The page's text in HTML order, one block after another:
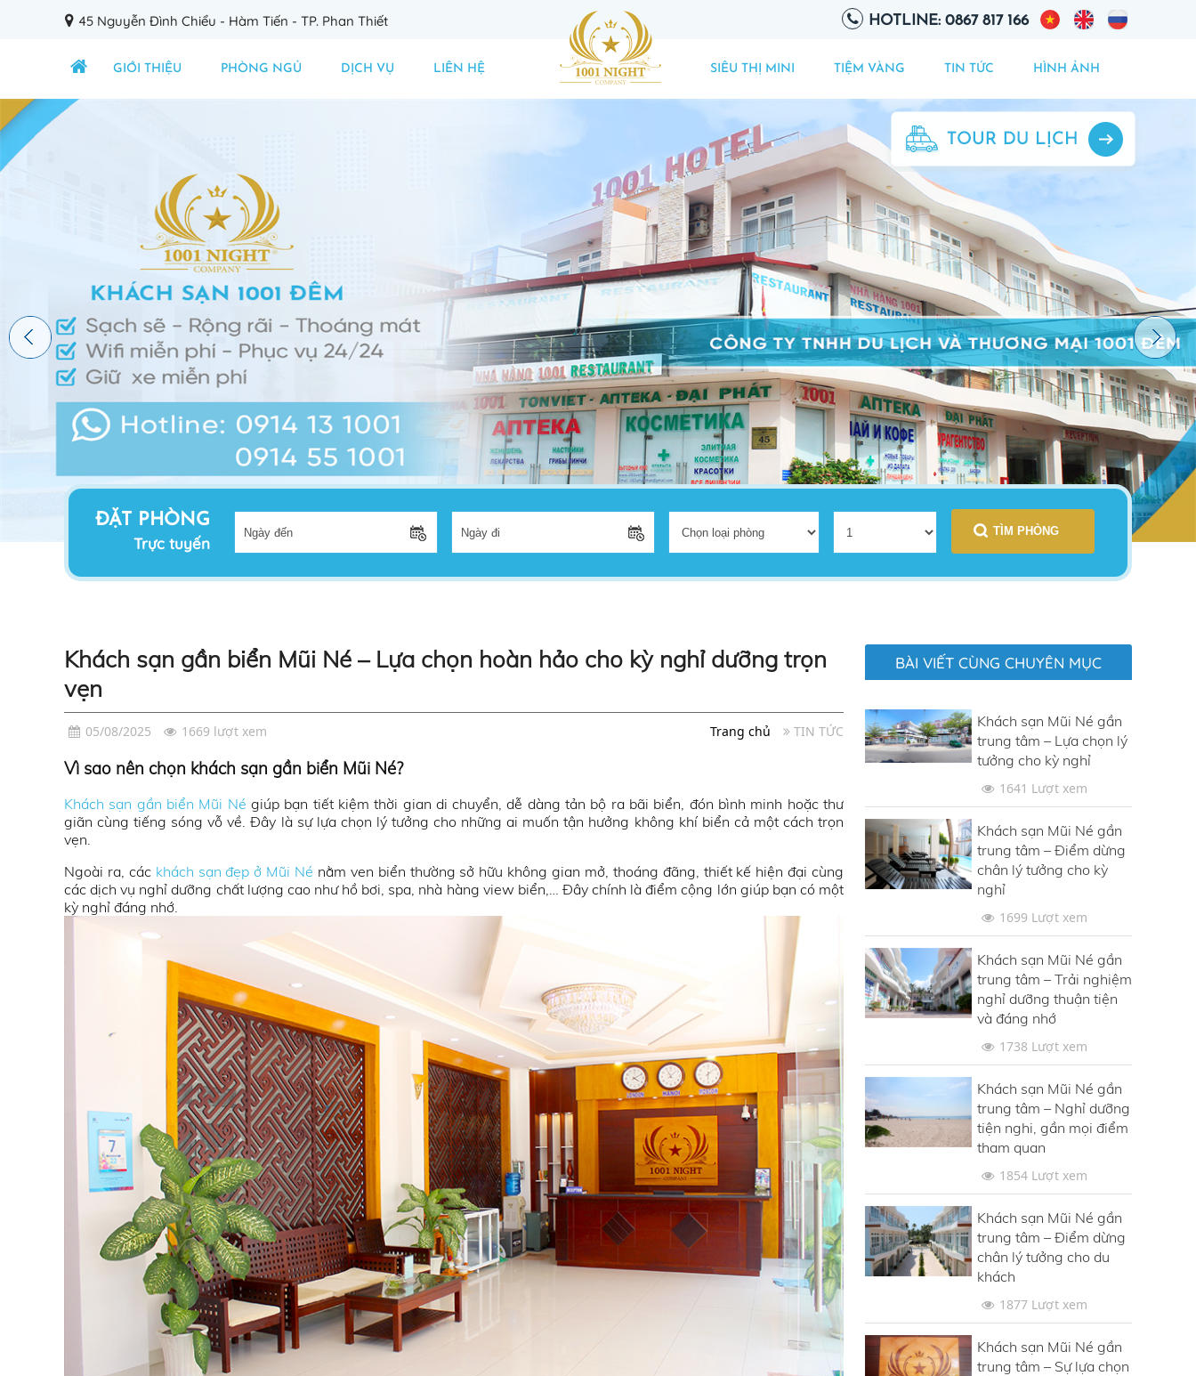
45 Nguyễn Đình Chiểu - Hàm Tiến - TP. Phan Thiết HOTLINE: 0867 817 166
GIỚI THIỆU PHÒNG NGỦ DỊCH VỤ LIÊN HỆ SIÊU THỊ MINI TIỆM VÀNG TIN TỨC HÌNH ẢNH
ĐẶT PHÒNG
Trực tuyến
Khách sạn gần biển Mũi Né – Lựa chọn hoàn hảo cho kỳ nghỉ dưỡng trọn
vẹn
05/08/2025 1669 lượt xem Trang chủ TIN TỨC
Vì sao nên chọn khách sạn gần biển Mũi Né?
Khách sạn gần biển Mũi Né giúp bạn tiết kiệm thời gian di chuyển, dễ dàng tản bộ ra bãi biển, đón bình minh hoặc thư
giãn cùng tiếng sóng vỗ về. Đây là sự lựa chọn lý tưởng cho những ai muốn tận hưởng không khí biển cả một cách trọn
vẹn.
Ngoài ra, các khách sạn đẹp ở Mũi Né nằm ven biển thường sở hữu không gian mở, thoáng đãng, thiết kế hiện đại cùng
các dịch vụ nghỉ dưỡng chất lượng cao như hồ bơi, spa, nhà hàng view biển,… Đây chính là điểm cộng lớn giúp bạn có một
kỳ nghỉ đáng nhớ.
BÀI VIẾT CÙNG CHUYÊN MỤC
Khách sạn Mũi Né gần
trung tâm – Lựa chọn lý
tưởng cho kỳ nghỉ
1641 Lượt xem
Khách sạn Mũi Né gần
trung tâm – Điểm dừng
chân lý tưởng cho kỳ
nghỉ
1699 Lượt xem
Khách sạn Mũi Né gần
trung tâm – Trải nghiệm
nghỉ dưỡng thuận tiện
và đáng nhớ
1738 Lượt xem
Khách sạn Mũi Né gần
trung tâm – Nghỉ dưỡng
tiện nghi, gần mọi điểm
tham quan
1854 Lượt xem
Khách sạn Mũi Né gần
trung tâm – Điểm dừng
chân lý tưởng cho du
khách
1877 Lượt xem
Khách sạn Mũi Né gần
trung tâm – Sự lựa chọn